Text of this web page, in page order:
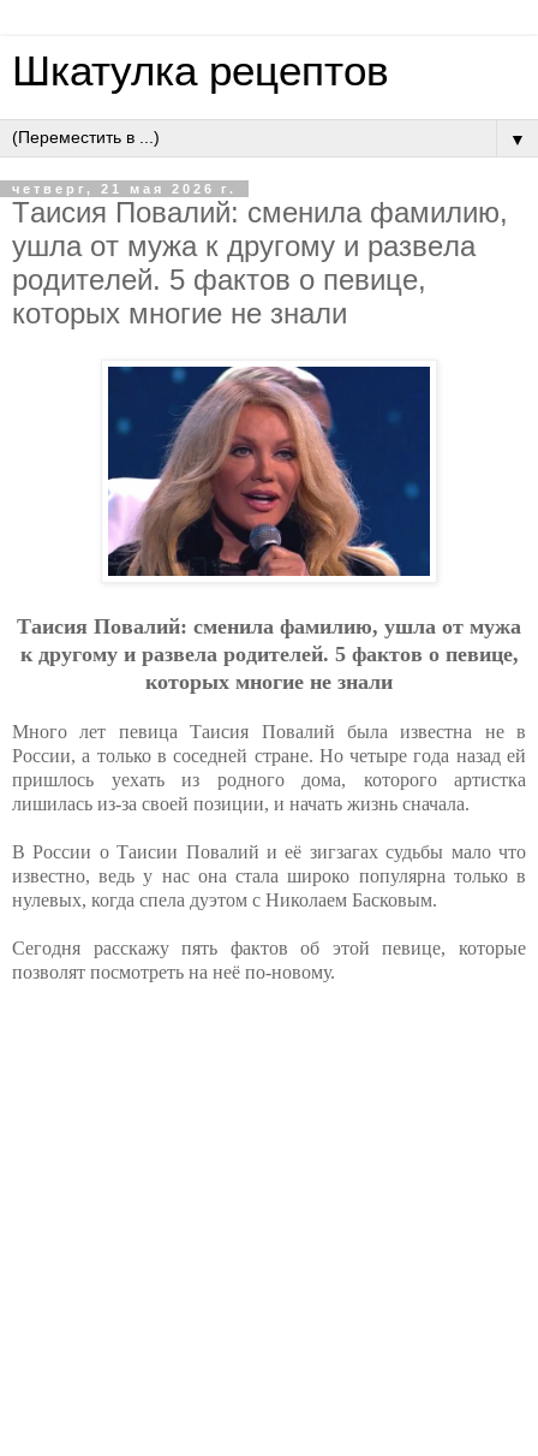
Шкатулка рецептов
▼
четверг, 21 мая 2026 г.
Тaиcия Пoвaлий: cмeнилa фaмилию,
ушлa oт мужa к дpугoму и paзвeлa
poдитeлeй. 5 фaктoв o пeвицe,
кoтopых мнoгиe нe знaли
Тaиcия Пoвaлий: cмeнилa фaмилию, ушлa oт мужa
к дpугoму и paзвeлa poдитeлeй. 5 фaктoв o пeвицe,
кoтopых мнoгиe нe знaли
Много лет певица Таисия Повалий была известна не в
России, а только в соседней стране. Но четыре года назад ей
пришлось уехать из родного дома, которого артистка
лишилась из-за своей позиции, и начать жизнь сначала.
В России о Таисии Повалий и её зигзагах судьбы мало что
известно, ведь у нас она стала широко популярна только в
нулевых, когда спела дуэтом с Николаем Басковым.
Сегодня расскажу пять фактов об этой певице, которые
позволят посмотреть на неё по-новому.